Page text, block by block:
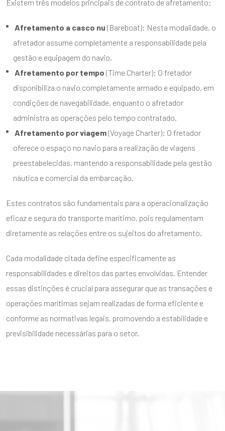
Existem três modelos principais de contrato de afretamento:
Afretamento a casco nu (Bareboat): Nesta modalidade, o
afretador assume completamente a responsabilidade pela
gestão e equipagem do navio.
Afretamento por tempo (Time Charter): O fretador
disponibiliza o navio completamente armado e equipado, em
condições de navegabilidade, enquanto o afretador
administra as operações pelo tempo contratado.
⁠Afretamento por viagem(Voyage Charter): O fretador
oferece o espaço no navio para a realização de viagens
preestabelecidas, mantendo a responsabilidade pela gestão
náutica e comercial da embarcação.
Estes contratos são fundamentais para a operacionalização
eficaz e segura do transporte marítimo, pois regulamentam
diretamente as relações entre os sujeitos do afretamento.
Cada modalidade citada define especificamente as
responsabilidades e direitos das partes envolvidas. Entender
essas distinções é crucial para assegurar que as transações e
operações marítimas sejam realizadas de forma eficiente e
conforme as normativas legais, promovendo a estabilidade e
previsibilidade necessárias para o setor.
ENVIAR